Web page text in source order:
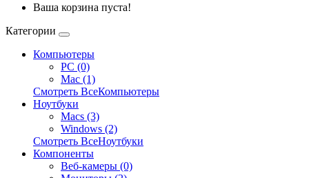
Ваша корзина пуста!
Категории
Компьютеры
PC (0)
Mac (1)
Смотреть ВсеКомпьютеры
Ноутбуки
Macs (3)
Windows (2)
Смотреть ВсеНоутбуки
Компоненты
Веб-камеры (0)